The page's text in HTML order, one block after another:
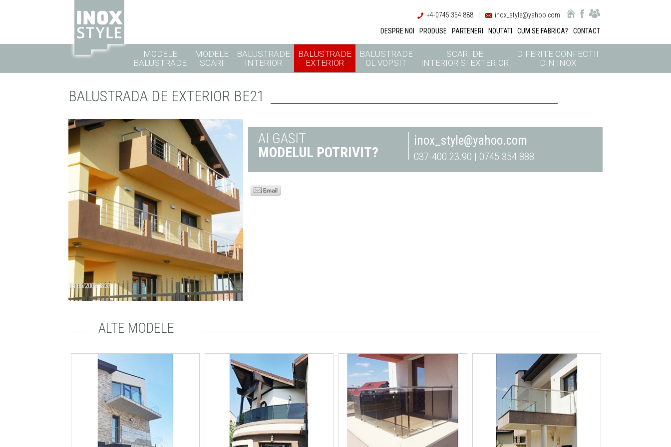
+4-0745.354.888
inox_style@yahoo.com
DESPRE NOI
PRODUSE PARTENERI NOUTATI CUM SE FABRICA? CONTACT
MODELE
BALUSTRADE
MODELE
SCARI
BALUSTRADE
INTERIOR
BALUSTRADE
EXTERIOR
BALUSTRADE
OL VOPSIT
SCARI DE
INTERIOR SI EXTERIOR
DIFERITE CONFECTII
DIN INOX
BALUSTRADA DE EXTERIOR BE21
AI GASIT
MODELUL POTRIVIT?
inox_style@yahoo.com
037-400.23.90 | 0745 354 888
ALTE MODELE